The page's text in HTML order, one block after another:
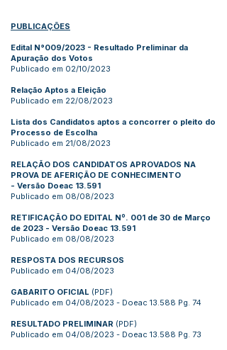
PUBLICAÇÕES
Edital N°009/2023 - Resultado Preliminar da
Apuração dos Votos
Publicado em 02/10/2023
Relação Aptos a Eleição
Publicado em 22/08/2023
Lista dos Candidatos aptos a concorrer o pleito do
Processo de Escolha
Publicado em 21/08/2023
RELAÇÃO DOS CANDIDATOS APROVADOS NA
PROVA DE AFERIÇÃO DE CONHECIMENTO
- Versão Doeac 13.591
Publicado em 08/08/2023
RETIFICAÇÃO DO EDITAL Nº. 001 de 30 de Março
de 2023 - Versão Doeac 13.591
Publicado em 08/08/2023
RESPOSTA DOS RECURSOS
Publicado em 04/08/2023
GABARITO OFICIAL (PDF)
Publicado em 04/08/2023 - Doeac 13.588 Pg. 74
RESULTADO PRELIMINAR (PDF)
Publicado em 04/08/2023 - Doeac 13.588 Pg. 73